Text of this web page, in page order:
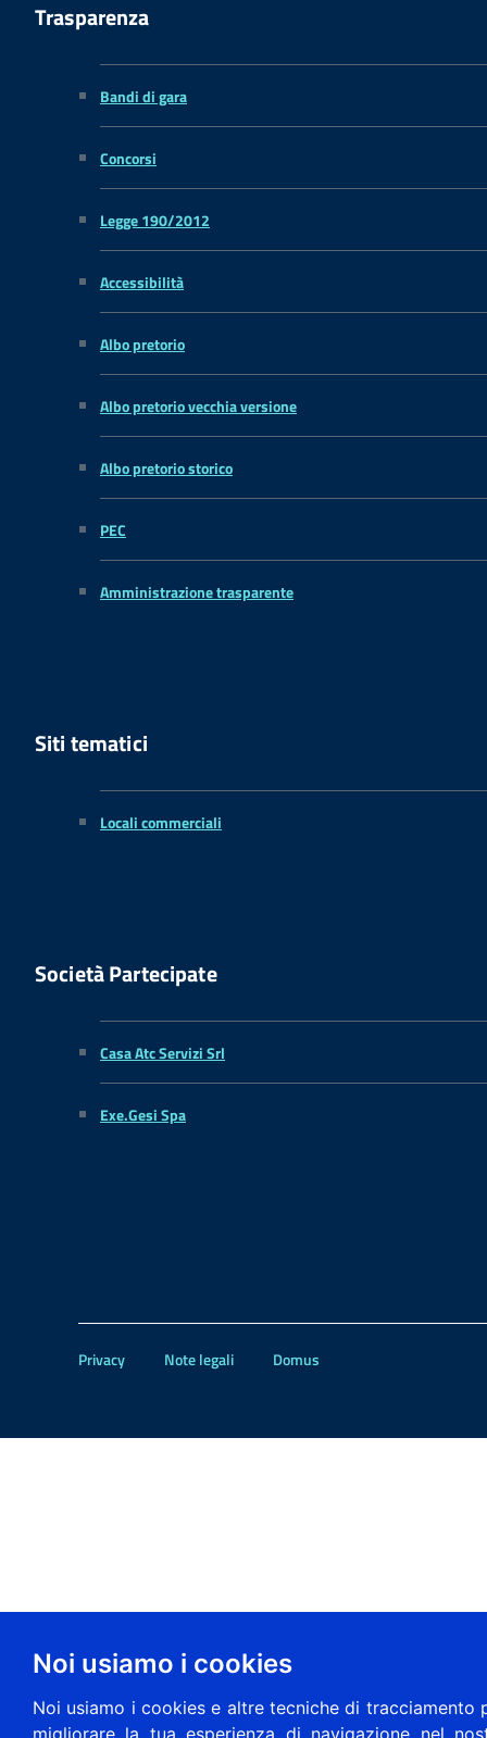
Noi usiamo i cookies
Noi usiamo i cookies e altre tecniche di tracciamento
migliorare la tua esperienza di navigazione nel
Trasparenza
Bandi di gara
Concorsi
Legge 190/2012
Accessibilità
Albo pretorio
Albo pretorio vecchia versione
Albo pretorio storico
PEC
Amministrazione trasparente
Siti tematici
Locali commerciali
Società Partecipate
Casa Atc Servizi Srl
Exe.Gesi Spa
Privacy Note legali Domus